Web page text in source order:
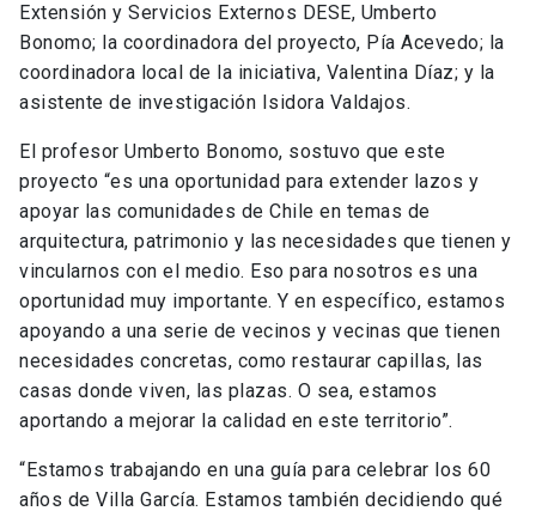
Extensión y Servicios Externos DESE, Umberto
Bonomo; la coordinadora del proyecto, Pía Acevedo; la
coordinadora local de la iniciativa, Valentina Díaz; y la
asistente de investigación Isidora Valdajos.
El profesor Umberto Bonomo, sostuvo que este
proyecto “es una oportunidad para extender lazos y
apoyar las comunidades de Chile en temas de
arquitectura, patrimonio y las necesidades que tienen y
vincularnos con el medio. Eso para nosotros es una
oportunidad muy importante. Y en específico, estamos
apoyando a una serie de vecinos y vecinas que tienen
necesidades concretas, como restaurar capillas, las
casas donde viven, las plazas. O sea, estamos
aportando a mejorar la calidad en este territorio”.
“Estamos trabajando en una guía para celebrar los 60
años de Villa García. Estamos también decidiendo qué